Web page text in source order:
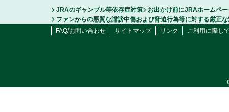
JRAのギャンブル等依存症対策
お出かけ前にJRAホームペ
ファンからの悪質な誹謗中傷および脅迫行為等に対する厳正
FAQ/お問い合わせ
サイトマップ リンク ご利用に際し